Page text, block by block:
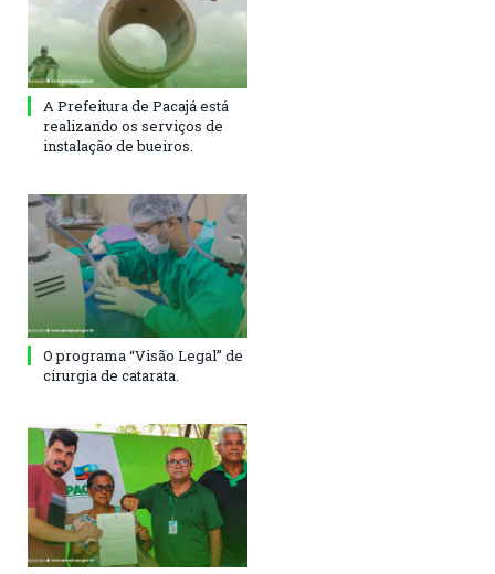
A Prefeitura de Pacajá está
realizando os serviços de
instalação de bueiros.
O programa “Visão Legal” de
cirurgia de catarata.